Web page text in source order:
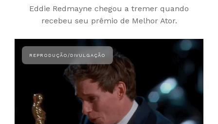
Eddie Redmayne chegou a tremer quando
recebeu seu prêmio de Melhor Ator.